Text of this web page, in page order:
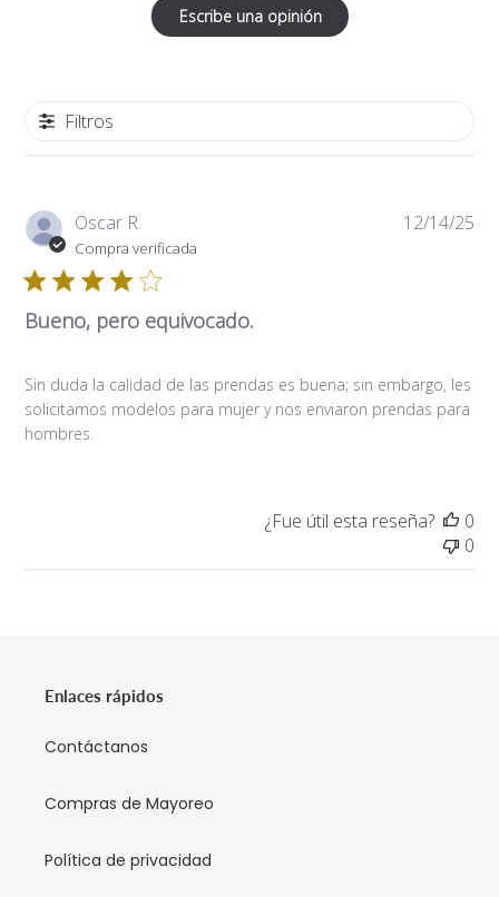
Escribe una opinión
Filtros
Oscar R.
Compra verificada
Bueno, pero equivocado.
Sin duda la calidad de las prendas es buena; sin embargo, les
solicitamos modelos para mujer y nos enviaron prendas para
hombres.
12/14/25
¿Fue útil esta reseña?
0
0
Enlaces rápidos
Contáctanos
Compras de Mayoreo
Política de privacidad